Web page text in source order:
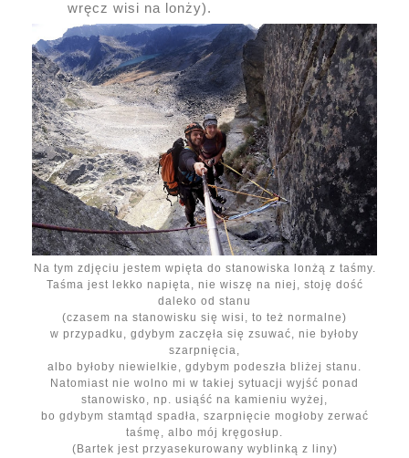
wręcz wisi na lonży).
Na tym zdjęciu jestem wpięta do stanowiska lonżą z taśmy.
Taśma jest lekko napięta, nie wiszę na niej, stoję dość
daleko od stanu
(czasem na stanowisku się wisi, to też normalne)
w przypadku, gdybym zaczęła się zsuwać, nie byłoby
szarpnięcia,
albo byłoby niewielkie, gdybym podeszła bliżej stanu.
Natomiast nie wolno mi w takiej sytuacji wyjść ponad
stanowisko, np. usiąść na kamieniu wyżej,
bo gdybym stamtąd spadła, szarpnięcie mogłoby zerwać
taśmę, albo mój kręgosłup.
(Bartek jest przyasekurowany wyblinką z liny)